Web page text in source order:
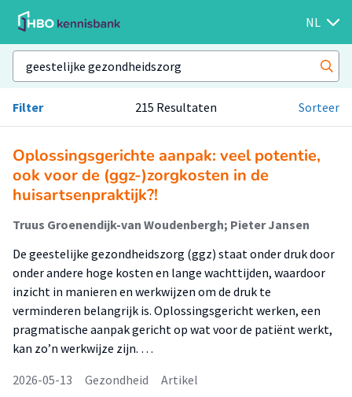
NL
Filter 215 Resultaten Sorteer
Oplossingsgerichte aanpak: veel potentie,
ook voor de (ggz-)zorgkosten in de
huisartsenpraktijk?!
Truus Groenendijk-van Woudenbergh; Pieter Jansen
De geestelijke gezondheidszorg (ggz) staat onder druk door
onder andere hoge kosten en lange wachttijden, waardoor
inzicht in manieren en werkwijzen om de druk te
verminderen belangrijk is. Oplossingsgericht werken, een
pragmatische aanpak gericht op wat voor de patiënt werkt,
kan zo’n werkwijze zijn. …
2026-05-13
Gezondheid Artikel